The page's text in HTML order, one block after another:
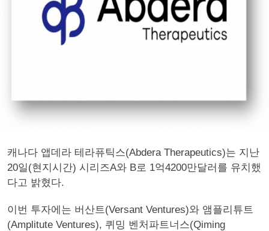
캐나다 앱데라 테라퓨틱스(Abdera Therapeutics)는 지난
20일(현지시간) 시리즈A와 B로 1억4200만달러를 유치했
다고 밝혔다.
이번 투자에는 버산트(Versant Ventures)와 앰플리튜트
(Amplitute Ventures), 퀴밍 벤처파트너스(Qiming